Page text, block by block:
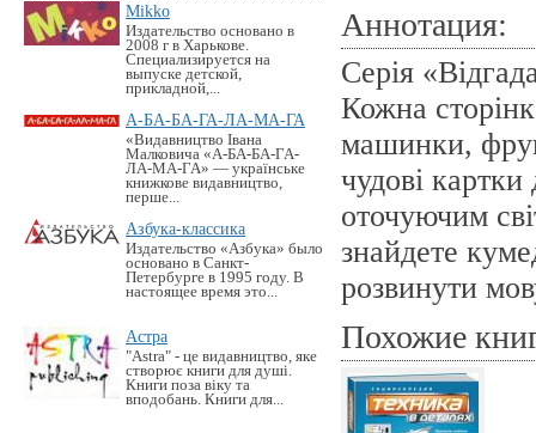
Mikko
Издательство основано в
2008 г в Харькове.
Специализируется на
выпуске детской,
прикладной,...
А-БА-БА-ГА-ЛА-МА-ГА
«Видавництво Івана
Малковича «А-БА-БА-ГА-
ЛА-МА-ГА» — українське
книжкове видавництво,
перше...
Азбука-классика
Издательство «Азбука» было
основано в Санкт-
Петербурге в 1995 году. В
настоящее время это...
Астра
"Astra" - це видавництво, яке
створює книги для душі.
Книги поза віку та
вподобань. Книги для...
Аннотация:
Серія
Кожна
машинки,
чудові
оточуючим
знайдете
розвинути
Похожие